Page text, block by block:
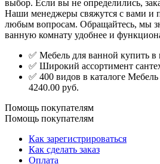
выбор. Если вы не определились,
Наши менеджеры свяжутся с вами и
любым вопросам. Обращайтесь, мы
ванную комнату удобнее и
✅ Мебель для ванной купить в
✅ Широкий ассортимент
✅ 400 видов в каталоге
4240.00 руб.
Помощь покупателям
Помощь покупателям
Как зарегистрироваться
Как сделать заказ
Оплата